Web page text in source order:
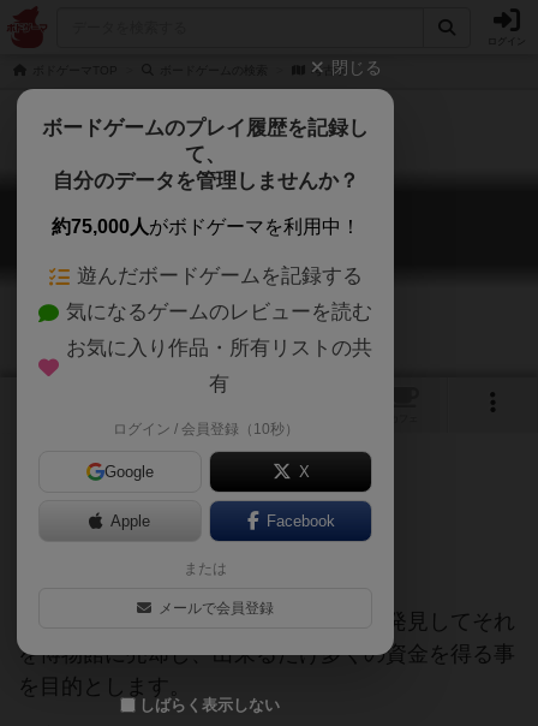
考古学
考古学
Archaeology
これこそが求めていた秘宝だ！
プレイヤーは考古学者となり、秘宝を発見してそれ
を博物館に売却し、出来るだけ多くの資金を得る事
を目的とします。
閉じる
ボードゲームのプレイ履歴を記録し
て、
自分のデータを管理しませんか？
約75,000人がボドゲーマを利用中！
遊んだボードゲームを記録する
気になるゲームのレビューを読む
お気に入り作品・所有リストの共
有
ログイン / 会員登録（10秒）
Google X
Apple Facebook
または
メールで会員登録
しばらく表示しない